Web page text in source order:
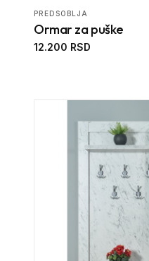
PREDSOBLJA
Ormar za puške
12.200 RSD